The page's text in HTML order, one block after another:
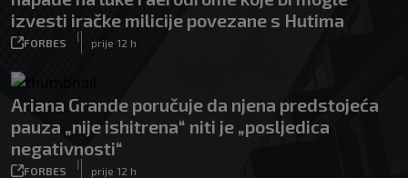
izvesti iračke milicije povezane s Hutima
FORBES
|
prije 12 h
Ariana Grande poručuje da njena predstojeća
pauza „nije ishitrena“ niti je „posljedica
negativnosti“
FORBES
|
prije 12 h